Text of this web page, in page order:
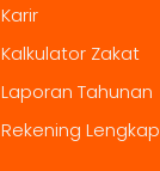
Karir
Kalkulator Zakat
Laporan Tahunan
Rekening Lengkap